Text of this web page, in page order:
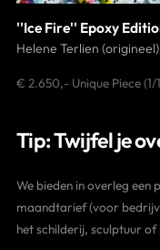
''Ice Fire'' Epoxy
Helene Terlien (origineel)
€ 2.650,- Unique Piece (1/
Tip: Twijfel je
We bieden in overleg een
maandtarief (voor
het schilderij, sculptuur